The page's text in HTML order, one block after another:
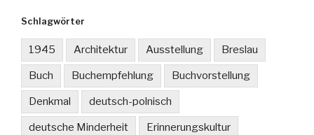
Schlagwörter
1945 Architektur Ausstellung Breslau
Buch Buchempfehlung Buchvorstellung
Denkmal deutsch-polnisch
deutsche Minderheit Erinnerungskultur